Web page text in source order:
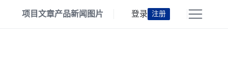
项目文章产品新闻 图片 登录 注册